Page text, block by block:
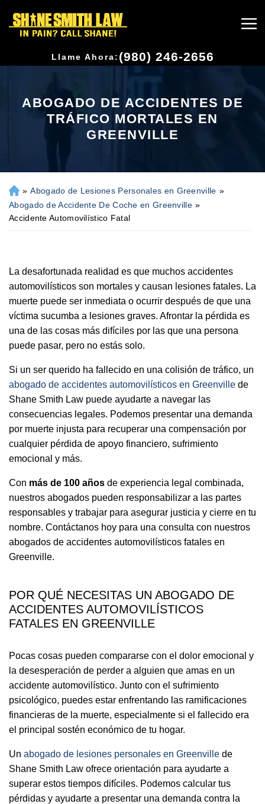
Llame Ahora: (980) 246-2656
ABOGADO DE ACCIDENTES DE
TRÁFICO MORTALES EN
GREENVILLE
H
o
m
» Abogado de Lesiones Personales en Greenville »
Abogado de Accidente De Coche en Greenville »
Accidente Automovilístico Fatal
La desafortunada realidad es que muchos accidentes
automovilísticos son mortales y causan lesiones fatales. La
muerte puede ser inmediata o ocurrir después de que una
víctima sucumba a lesiones graves. Afrontar la pérdida es
una de las cosas más difíciles por las que una persona
puede pasar, pero no estás solo.
Si un ser querido ha fallecido en una colisión de tráfico, un
abogado de accidentes automovilísticos en Greenville de
Shane Smith Law puede ayudarte a navegar las
consecuencias legales. Podemos presentar una demanda
por muerte injusta para recuperar una compensación por
cualquier pérdida de apoyo financiero, sufrimiento
emocional y más.
Con más de 100 años de experiencia legal combinada,
nuestros abogados pueden responsabilizar a las partes
responsables y trabajar para asegurar justicia y cierre en tu
nombre. Contáctanos hoy para una consulta con nuestros
abogados de accidentes automovilísticos fatales en
Greenville.
POR QUÉ NECESITAS UN ABOGADO DE
ACCIDENTES AUTOMOVILÍSTICOS
FATALES EN GREENVILLE
Pocas cosas pueden compararse con el dolor emocional y
la desesperación de perder a alguien que amas en un
accidente automovilístico. Junto con el sufrimiento
psicológico, puedes estar enfrentando las ramificaciones
financieras de la muerte, especialmente si el fallecido era
el principal sostén económico de tu hogar.
Un abogado de lesiones personales en Greenville de
Shane Smith Law ofrece orientación para ayudarte a
superar estos tiempos difíciles. Podemos calcular tus
pérdidas y ayudarte a presentar una demanda contra la